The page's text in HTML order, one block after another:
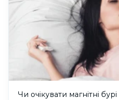
Чи очікувати магнітні